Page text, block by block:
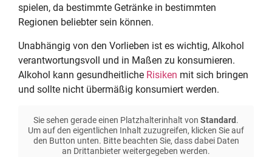
spielen, da bestimmte Getränke in bestimmten
Regionen beliebter sein können.
Unabhängig von den Vorlieben ist es wichtig, Alkohol
verantwortungsvoll und in Maßen zu konsumieren.
Alkohol kann gesundheitliche Risiken mit sich bringen
und sollte nicht übermäßig konsumiert werden.
Sie sehen gerade einen Platzhalterinhalt von Standard .
Um auf den eigentlichen Inhalt zuzugreifen, klicken Sie auf
den Button unten. Bitte beachten Sie, dass dabei Daten
an Drittanbieter weitergegeben werden.